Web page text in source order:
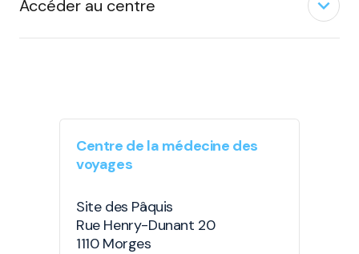
Accéder au centre expand_less
Centre de la médecine des
voyages
Site des Pâquis
Rue Henry-Dunant 20
1110 Morges